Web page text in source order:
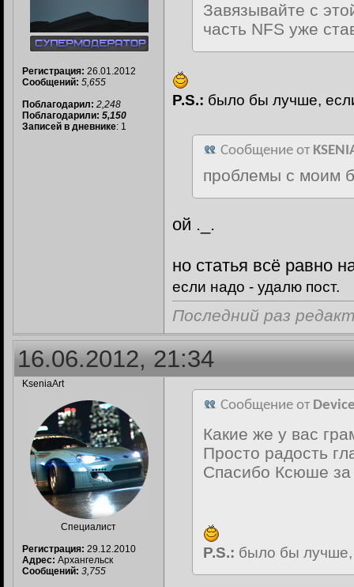
Регистрация: 26.01.2012
Сообщений: 5,655
Поблагодарил: 2,248
Поблагодарили: 5,150
Записей в дневнике: 1
Завязывайте с
часть NFS уже
P.S.: было бы лучше,
Сообщение от
проблемы с моим
ой ._.
но статья всё равно
если надо - удалю пост.
Последний раз
16.06.2012, 21:34
KseniaArt
Специалист
Регистрация: 29.12.2010
Адрес: Архангельск
Сообщений: 3,755
Сообщение от
Какие же у вас
Просто радость
Спасибо Ксюше
P.S.: было бы